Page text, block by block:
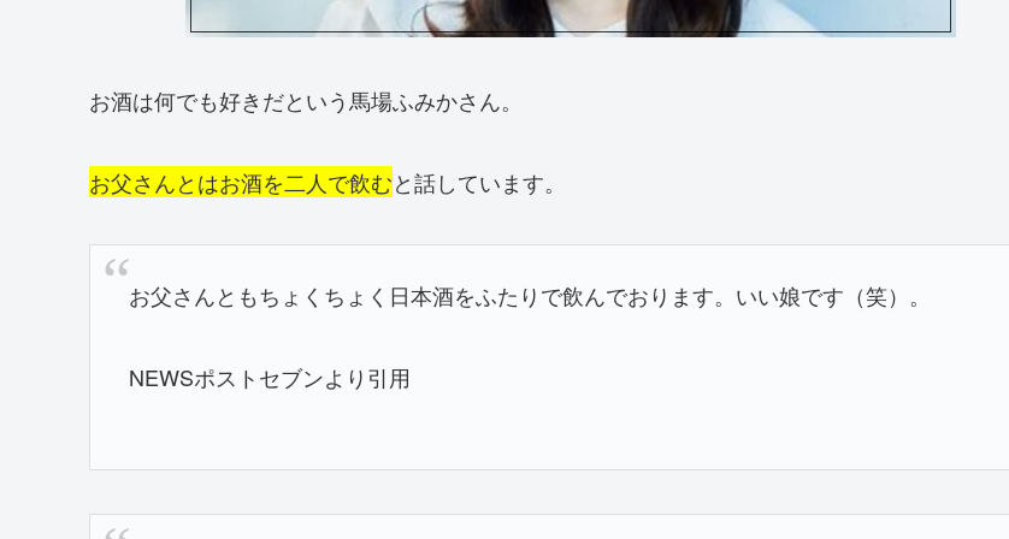
お酒は何でも好きだという馬場ふみかさん。
お父さんとはお酒を二人で飲むと話しています。
お父さんともちょくちょく日本酒をふたりで飲んでおります。いい娘です（笑）。
NEWSポストセブンより引用